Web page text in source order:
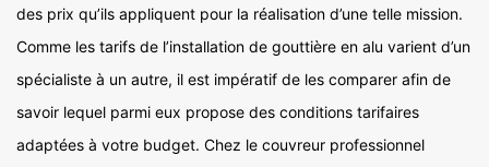
des prix qu’ils appliquent pour la réalisation d’une telle mission.
Comme les tarifs de l’installation de gouttière en alu varient d’un
spécialiste à un autre, il est impératif de les comparer afin de
savoir lequel parmi eux propose des conditions tarifaires
adaptées à votre budget. Chez le couvreur professionnel